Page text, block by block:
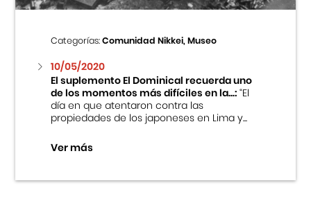
Categorías:Comunidad Nikkei, Museo
10/05/2020
El suplemento El Dominical recuerda uno
de los momentos más difíciles en la...:“El
día en que atentaron contra las
propiedades de los japoneses en Lima y...
Ver más